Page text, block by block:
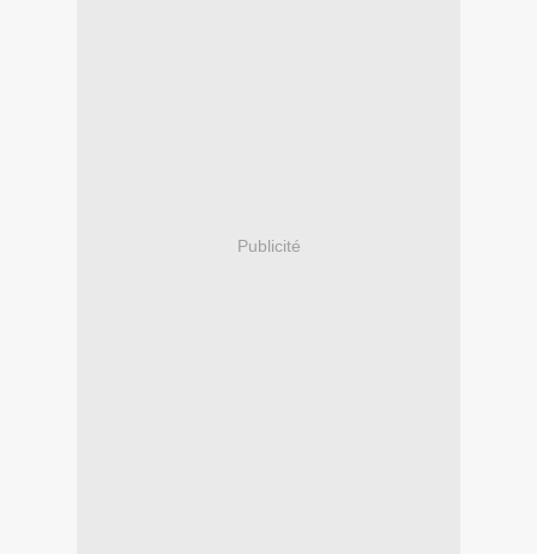
Publicité